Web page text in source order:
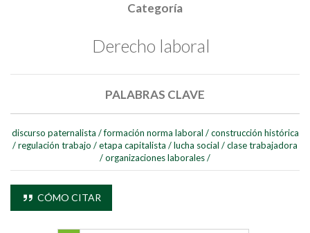
Buscar
Categoría
Derecho laboral
PALABRAS CLAVE
discurso paternalista /formación norma laboral / construcción histórica
/regulación trabajo /etapa capitalista /lucha social /clase trabajadora
/organizaciones laborales/
CÓMO CITAR